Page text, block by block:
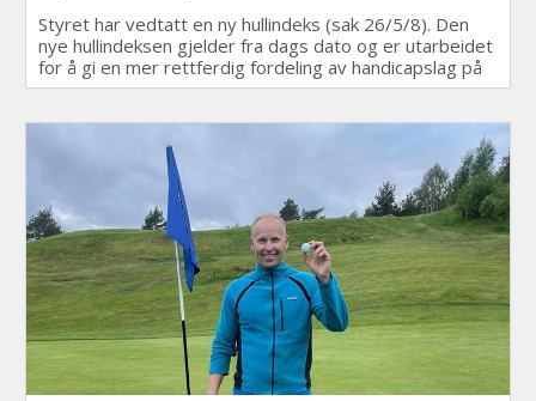
Styret har vedtatt en ny hullindeks (sak 26/5/8). Den
nye hullindeksen gjelder fra dags dato og er utarbeidet
for å gi en mer rettferdig fordeling av handicapslag på
banen.